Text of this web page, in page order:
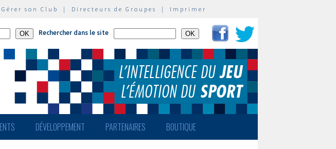
Gérer son Club | Directeurs de Groupes | Imprimer
Rechercher dans le site
DÉVELOPPEMENT PARTENAIRES BOUTIQUE